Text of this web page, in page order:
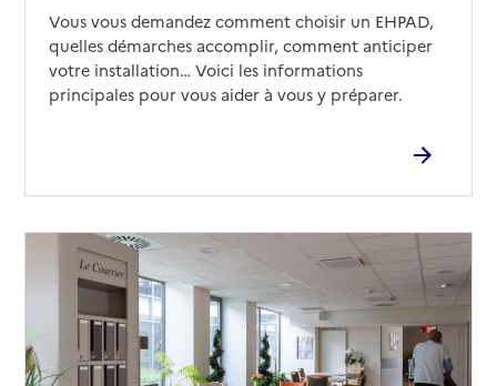
Vous vous demandez comment choisir un EHPAD,
quelles démarches accomplir, comment anticiper
votre installation… Voici les informations
principales pour vous aider à vous y préparer.